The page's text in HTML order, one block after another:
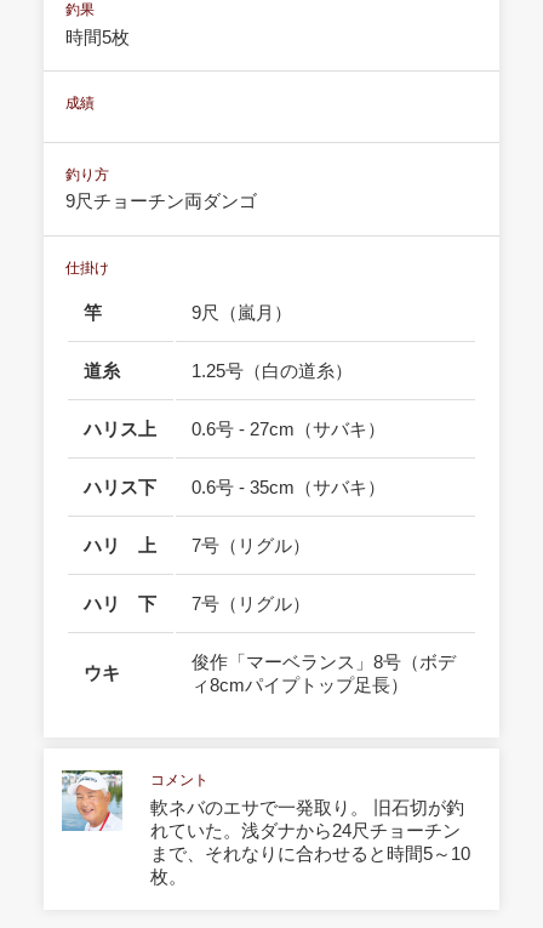
釣果
時間5枚
成績
釣り方
9尺チョーチン両ダンゴ
仕掛け
竿 9尺（嵐月）
道糸 1.25号（白の道糸）
ハリス上 0.6号 - 27cm（サバキ）
ハリス下 0.6号 - 35cm（サバキ）
ハリ 上 7号（リグル）
ハリ 下 7号（リグル）
ウキ
俊作「マーベランス」8号（ボデ
ィ8cmパイプトップ足長）
コメント
軟ネバのエサで一発取り。 旧石切が釣
れていた。浅ダナから24尺チョーチン
まで、それなりに合わせると時間5～10
枚。